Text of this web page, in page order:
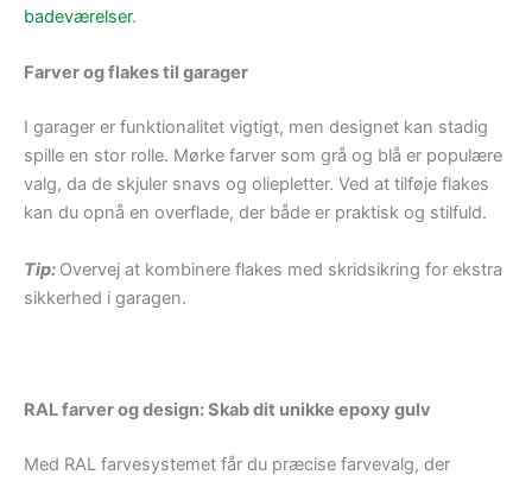
badeværelser.
Farver og flakes til garager
I garager er funktionalitet vigtigt, men designet kan stadig
spille en stor rolle. Mørke farver som grå og blå er populære
valg, da de skjuler snavs og oliepletter. Ved at tilføje flakes
kan du opnå en overflade, der både er praktisk og stilfuld.
Tip: Overvej at kombinere flakes med skridsikring for ekstra
sikkerhed i garagen.
RAL farver og design: Skab dit unikke epoxy gulv
Med RAL farvesystemet får du præcise farvevalg, der